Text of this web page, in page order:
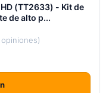
(TT2633) - Kit de
de alto p...